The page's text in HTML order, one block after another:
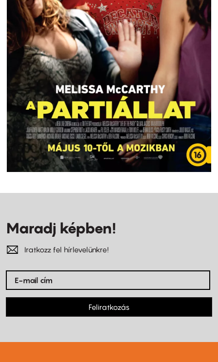
Maradj képben!
Iratkozz fel hírlevelünkre!
Feliratkozás